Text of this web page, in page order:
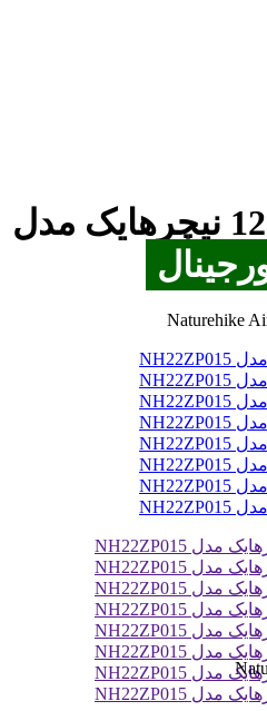
چادر بادی ایر 12.0 نیچرهایک مدل
Naturehike